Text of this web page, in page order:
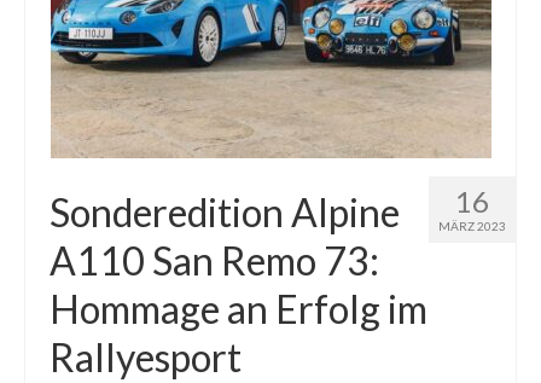
16
MÄRZ 2023
Sonderedition Alpine
A110 San Remo 73:
Hommage an Erfolg im
Rallyesport